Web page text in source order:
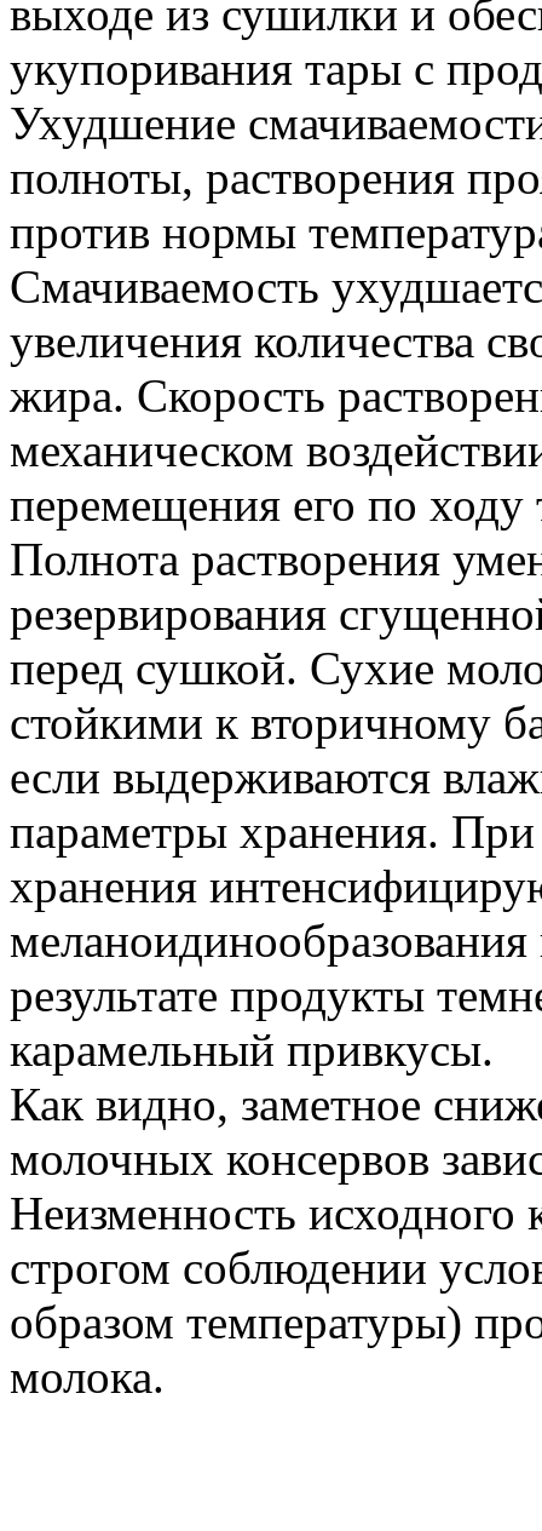
выходе из сушилки и
укупоривания тары с
Ухудшение
полноты, растворения
против нормы
Смачиваемость
увеличения количества
жира. Скорость
механическом
перемещения его по ходу
Полнота растворения
резервирования
перед сушкой. Сухие
стойкими к вторичному
если выдерживаются
параметры хранения.
хранения
результате продукты
карамельный привкусы.
Как видно, заметное
молочных консервов
Неизменность исходного
строгом соблюдении
образом температуры)
молока.